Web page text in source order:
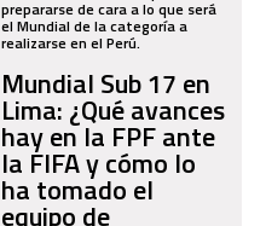
prepararse de cara a lo que será
el Mundial de la categoría a
realizarse en el Perú.
Mundial Sub 17 en
Lima: ¿Qué avances
hay en la FPF ante
la FIFA y cómo lo
ha tomado el
equipo de